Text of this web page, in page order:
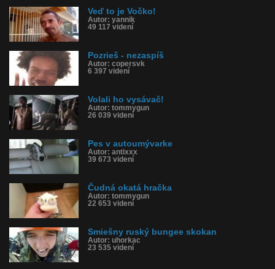
Veď to je Vočko!
Autor: yannik
49 117 videní
Pozrieš - nezaspíš
Autor: copersvk
6 397 videní
Volali ho vysávač!
Autor: tommygun
26 039 videní
Pes v autoumývarke
Autor: antixxx
39 673 videní
Čudná okatá hračka
Autor: tommygun
22 653 videní
Smiešny ruský bungee skokan
Autor: uhorkac
23 535 videní